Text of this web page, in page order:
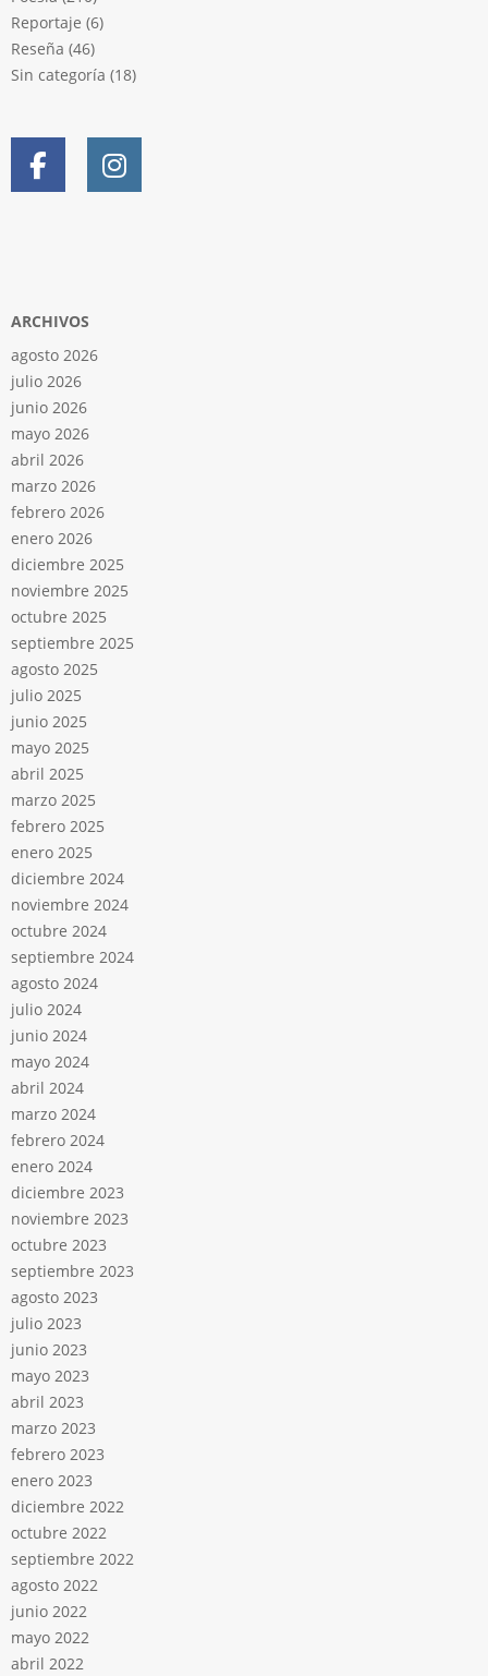
Reportaje (6)
Reseña (46)
Sin categoría (18)
ARCHIVOS
agosto 2026
julio 2026
junio 2026
mayo 2026
abril 2026
marzo 2026
febrero 2026
enero 2026
diciembre 2025
noviembre 2025
octubre 2025
septiembre 2025
agosto 2025
julio 2025
junio 2025
mayo 2025
abril 2025
marzo 2025
febrero 2025
enero 2025
diciembre 2024
noviembre 2024
octubre 2024
septiembre 2024
agosto 2024
julio 2024
junio 2024
mayo 2024
abril 2024
marzo 2024
febrero 2024
enero 2024
diciembre 2023
noviembre 2023
octubre 2023
septiembre 2023
agosto 2023
julio 2023
junio 2023
mayo 2023
abril 2023
marzo 2023
febrero 2023
enero 2023
diciembre 2022
octubre 2022
septiembre 2022
agosto 2022
junio 2022
mayo 2022
abril 2022